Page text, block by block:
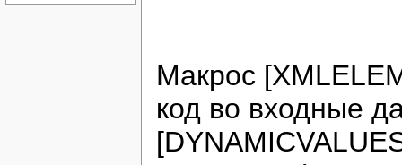
Макрос
код во входные